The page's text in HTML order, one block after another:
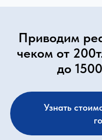
Приводим
чеком от
до
Узнать